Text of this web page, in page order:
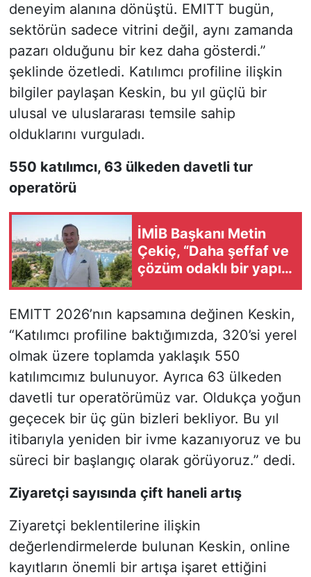
deneyim alanına dönüştü. EMITT bugün,
sektörün sadece vitrini değil, aynı zamanda
pazarı olduğunu bir kez daha gösterdi.”
şeklinde özetledi. Katılımcı profiline ilişkin
bilgiler paylaşan Keskin, bu yıl güçlü bir
ulusal ve uluslararası temsile sahip
olduklarını vurguladı.
550 katılımcı, 63 ülkeden davetli tur
operatörü
İMİB Başkanı Metin
Çekiç, “Daha şeffaf ve
çözüm odaklı bir yapı
EMITT 2026’nın kapsamına değinen Keskin,
“Katılımcı profiline baktığımızda, 320’si yerel
olmak üzere toplamda yaklaşık 550
katılımcımız bulunuyor. Ayrıca 63 ülkeden
davetli tur operatörümüz var. Oldukça yoğun
geçecek bir üç gün bizleri bekliyor. Bu yıl
itibarıyla yeniden bir ivme kazanıyoruz ve bu
süreci bir başlangıç olarak görüyoruz.” dedi.
Ziyaretçi sayısında çift haneli artış
Ziyaretçi beklentilerine ilişkin
değerlendirmelerde bulunan Keskin, online
kayıtların önemli bir artışa işaret ettiğini